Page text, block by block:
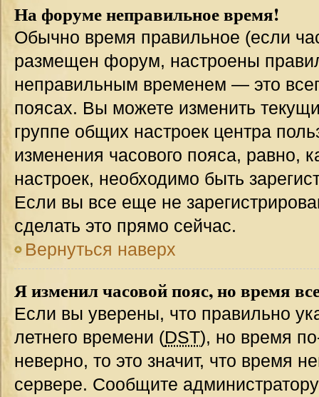
На форуме неправильное время!
Обычно время правильное (если
размещен форум, настроены
неправильным временем — это
поясах. Вы можете изменить
группе общих настроек центра
изменения часового пояса, равно,
настроек, необходимо быть
Если вы все еще не
сделать это прямо сейчас.
Вернуться наверх
Я изменил часовой пояс, но время
Если вы уверены, что правильно
летнего времени (DST), но время
неверно, то это значит, что время
сервере. Сообщите